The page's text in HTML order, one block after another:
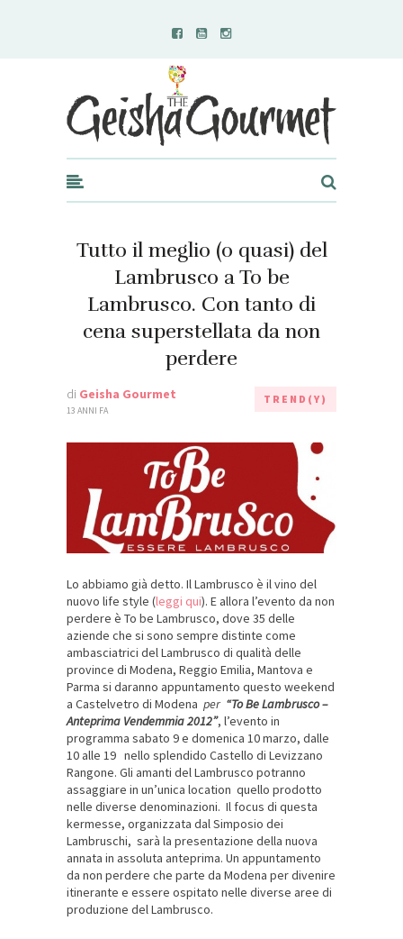
Geisha Gourmet
Tutto il meglio (o quasi) del
Lambrusco a To be
Lambrusco. Con tanto di
cena superstellata da non
perdere
di Geisha Gourmet
13 ANNI FA
TREND(Y)
Lo abbiamo già detto. Il Lambrusco è il vino del
nuovo life style (leggi qui). E allora l’evento da non
perdere è To be Lambrusco, dove 35 delle
aziende che si sono sempre distinte come
ambasciatrici del Lambrusco di qualità delle
province di Modena, Reggio Emilia, Mantova e
Parma si daranno appuntamento questo weekend
a Castelvetro di Modena per “To Be Lambrusco –
Anteprima Vendemmia 2012”, l’evento in
programma sabato 9 e domenica 10 marzo, dalle
10 alle 19 nello splendido Castello di Levizzano
Rangone. Gli amanti del Lambrusco potranno
assaggiare in un’unica location quello prodotto
nelle diverse denominazioni. Il focus di questa
kermesse, organizzata dal Simposio dei
Lambruschi, sarà la presentazione della nuova
annata in assoluta anteprima. Un appuntamento
da non perdere che parte da Modena per divenire
itinerante e essere ospitato nelle diverse aree di
produzione del Lambrusco.